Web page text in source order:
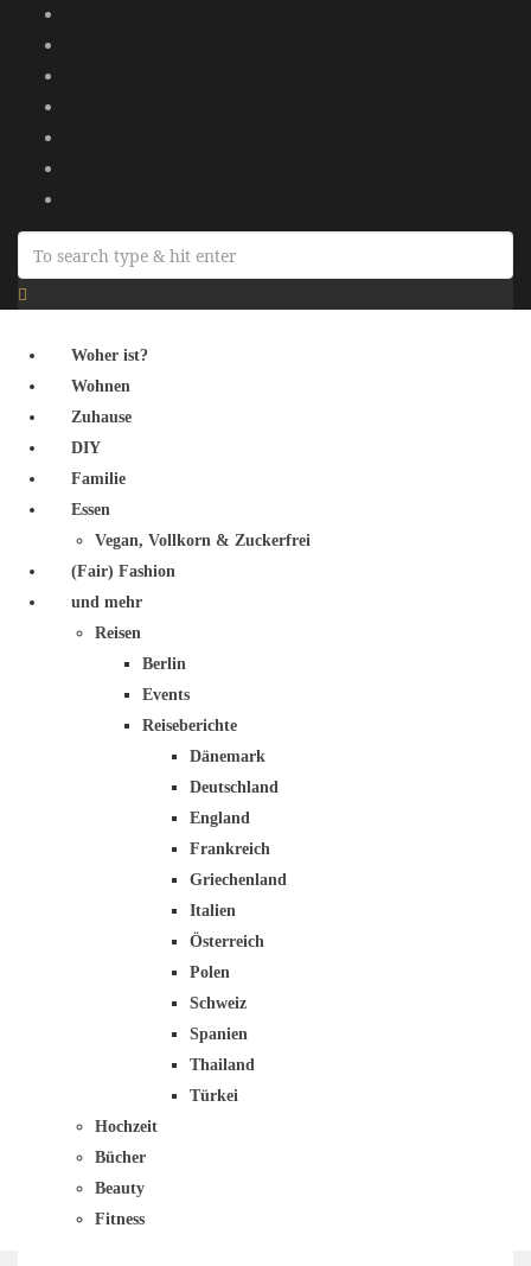
Woher ist?
Wohnen
Zuhause
DIY
Familie
Essen
Vegan, Vollkorn & Zuckerfrei
(Fair) Fashion
und mehr
Reisen
Berlin
Events
Reiseberichte
Dänemark
Deutschland
England
Frankreich
Griechenland
Italien
Österreich
Polen
Schweiz
Spanien
Thailand
Türkei
Hochzeit
Bücher
Beauty
Fitness